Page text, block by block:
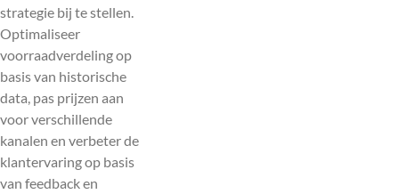
strategie bij te stellen.
Optimaliseer
voorraadverdeling op
basis van historische
data, pas prijzen aan
voor verschillende
kanalen en verbeter de
klantervaring op basis
van feedback en